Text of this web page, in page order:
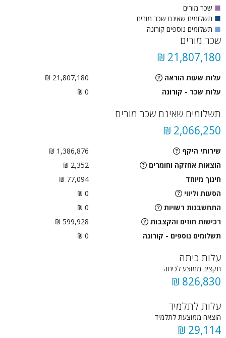
■ שכר מורים
■ תשלומים שאינם שכר מורים
■ תשלומים נוספים קורונה
שכר מורים
21,807,180 ₪
עלות שעות הוראה
21,807,180 ₪
עלות שכר - קורונה
0 ₪
תשלומים שאינם שכר מורים
2,066,250 ₪
שירותי היקף
1,386,876 ₪
הוצאות אחזקה וחומרים
2,352 ₪
חינוך מיוחד
77,094 ₪
הסעות וליווי
0
₪
התחשבנות רשויות
0
₪
רכישות חוזים והקצבות
599,928 ₪
תשלומים נוספים - קורונה
0 ₪
עלות כיתה
תקציב ממוצע לכיתה
826,830 ₪
עלות לתלמיד
הוצאה ממוצעת לתלמיד
29,114 ₪